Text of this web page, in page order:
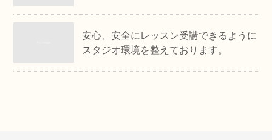
安心、安全にレッスン受講できるように
スタジオ環境を整えております。